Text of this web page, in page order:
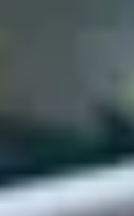
Huis kopen
Huis verhuren